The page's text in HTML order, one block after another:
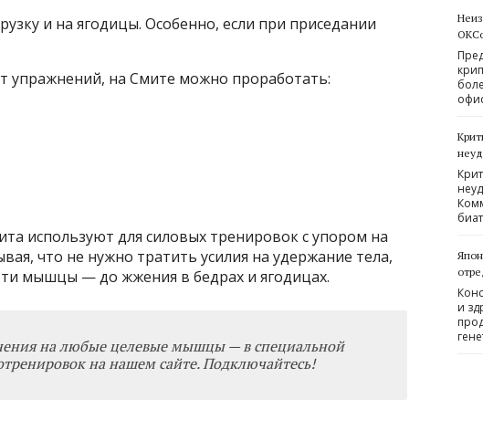
и на ягодицы. Особенно, если при приседании
упражнений, на Смите можно проработать:
используют для силовых тренировок с упором на
что не нужно тратить усилия на удержание тела,
мышцы — до жжения в бедрах и ягодицах.
на любые целевые мышцы — в специальной
на нашем сайте. Подключайтесь!
и